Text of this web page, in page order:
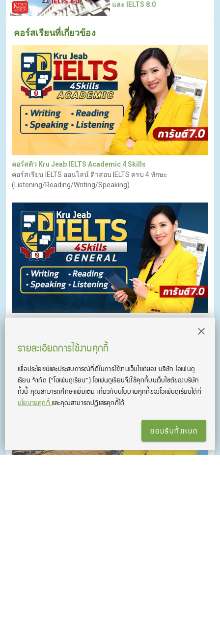
และ IELTS 8.0
คอร์สเรียนที่เกี่ยวข้อง
คอร์สติว Kru Jeab IELTS Academic 4 Skills
คอร์สเรียน IELTS ออนไลน์ ติวสอบ IELTS ครบ 4 ทักษะ
(Listening/Reading/Writing/Speaking)
รายละเอียดการใช้งานคุกกี้
เพื่อประโยชน์และประสบการณ์ที่ดีในการใช้งานเว็บไซต์ของ บริษัท โอเพ่นดู
เรียน จํากัด (“โอเพ่นดูเรียน”)โอเพ่นดูเรียนจึงใช้คุกกี้บนเว็บไซต์ของบริษัท
ทั้งนี้ คุณสามารถศึกษาเพิ่มเติม เกี่ยวกับนโยบายคุกกี้ของโอเพ่นดูเรียนได้ที่
นโยบายคุกกี้และคุณสามารถปฏิเสธคุกกี้ได้
ยอมรับทั้งหมด